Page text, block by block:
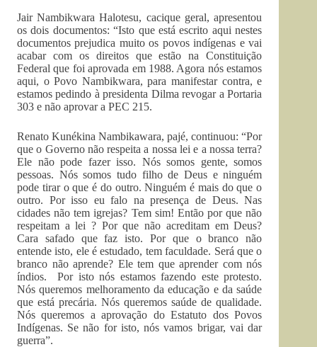
Jair Nambikwara Halotesu, cacique geral, apresentou
os dois documentos: “Isto que está escrito aqui nestes
documentos prejudica muito os povos indígenas e vai
acabar com os direitos que estão na Constituição
Federal que foi aprovada em 1988. Agora nós estamos
aqui, o Povo Nambikwara, para manifestar contra, e
estamos pedindo à presidenta Dilma revogar a Portaria
303 e não aprovar a PEC 215.
Renato Kunékina Nambikawara, pajé, continuou: “Por
que o Governo não respeita a nossa lei e a nossa terra?
Ele não pode fazer isso. Nós somos gente, somos
pessoas. Nós somos tudo filho de Deus e ninguém
pode tirar o que é do outro. Ninguém é mais do que o
outro. Por isso eu falo na presença de Deus. Nas
cidades não tem igrejas? Tem sim! Então por que não
respeitam a lei ? Por que não acreditam em Deus?
Cara safado que faz isto. Por que o branco não
entende isto, ele é estudado, tem faculdade. Será que o
branco não aprende? Ele tem que aprender com nós
índios. Por isto nós estamos fazendo este protesto.
Nós queremos melhoramento da educação e da saúde
que está precária. Nós queremos saúde de qualidade.
Nós queremos a aprovação do Estatuto dos Povos
Indígenas. Se não for isto, nós vamos brigar, vai dar
guerra”.